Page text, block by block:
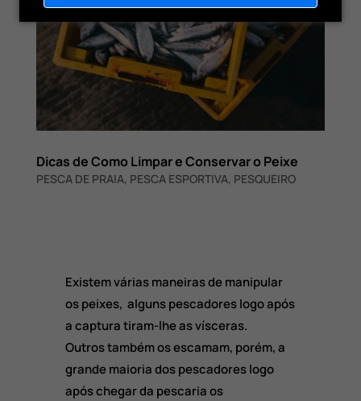
Dicas de Como Limpar e Conservar o Peixe
PESCA DE PRAIA, PESCA ESPORTIVA, PESQUEIRO
Existem várias maneiras de manipular
os peixes, alguns pescadores logo após
a captura tiram-lhe as vísceras.
Outros também os escamam, porém, a
grande maioria dos pescadores logo
após chegar da pescaria os